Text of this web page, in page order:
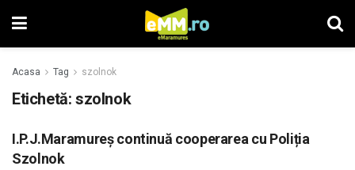
Acasa Tag szolnok
Etichetă: szolnok
I.P.J.Maramureș continuă cooperarea cu Poliția
Szolnok